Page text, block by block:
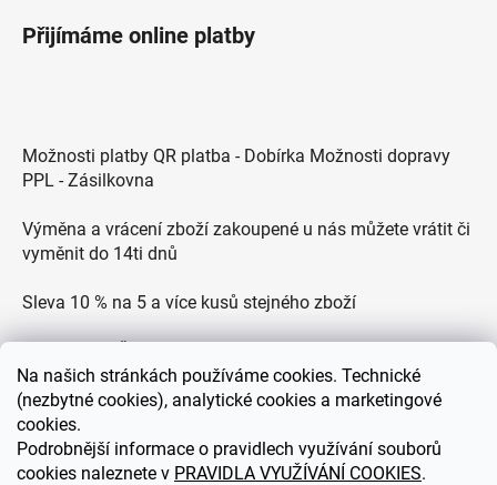
Na našich stránkách používáme cookies. Technické
(nezbytné cookies), analytické cookies a marketingové
cookies.
Podrobnější informace o pravidlech využívání souborů
cookies naleznete v PRAVIDLA VYUŽÍVÁNÍ COOKIES.
Přijímáme online platby
Možnosti platby QR platba - Dobírka Možnosti dopravy
PPL - Zásilkovna
Výměna a vrácení zboží zakoupené u nás můžete vrátit či
vyměnit do 14ti dnů
Sleva 10 % na 5 a více kusů stejného zboží
Zákaznická podpora každý všední den od 9.00 do 18.00
hodin